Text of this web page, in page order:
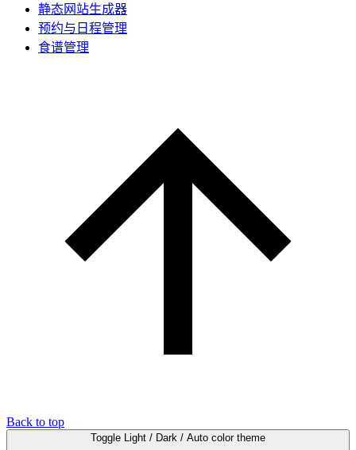
静态网站生成器
预约与日程管理
食谱管理
Back to top
Toggle Light / Dark / Auto color theme